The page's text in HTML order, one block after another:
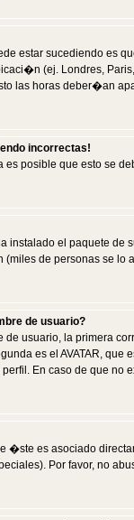
estar sucediendo es
(ej. Londres,
las horas deber�an
incorrectas!
posible que esto se
instalado el paquete
de personas se
de usuario?
usuario, la primera
es el AVATAR,
En caso de que
�ste es asociado
Por favor, no